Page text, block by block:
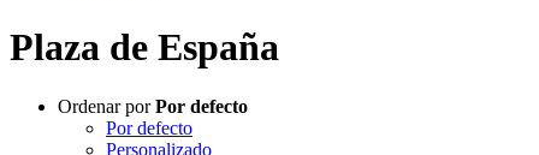
Plaza de España
Ordenar porPor defecto
Por defecto
Personalizado